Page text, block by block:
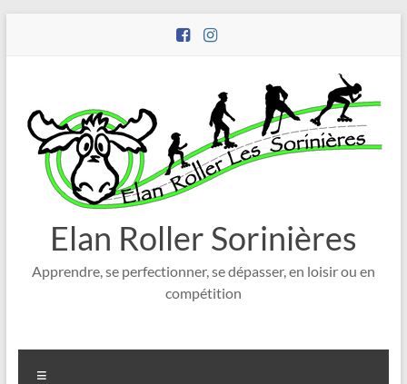
Elan Roller Sorinières
Apprendre, se perfectionner, se dépasser, en loisir ou en
compétition